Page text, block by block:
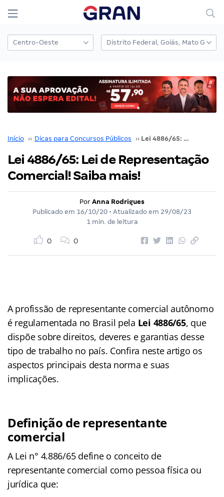
Início ›› Dicas para Concursos Públicos ›› Lei 4886/65: Lei de Representação Comercial! Saiba mais!
Lei 4886/65: Lei de Representação
Comercial! Saiba mais!
Por Anna Rodrigues
Publicado em 16/10/20 • Atualizado em 29/08/23
1 min. de leitura
0 0
A profissão de representante comercial autônomo
é regulamentada no Brasil pela Lei 4886/65, que
dispõe sobre direitos, deveres e garantias desse
tipo de trabalho no país. Confira neste artigo os
aspectos principais desta norma e suas
implicações.
Definição de representante
comercial
A Lei n° 4.886/65 define o conceito de
representante comercial como pessoa física ou
jurídica que: